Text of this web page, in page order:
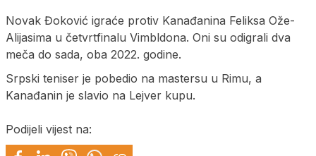
Novak Đoković igraće protiv Kanađanina Feliksa Ože-
Alijasima u četvrtfinalu Vimbldona. Oni su odigrali dva
meča do sada, oba 2022. godine.
Srpski teniser je pobedio na mastersu u Rimu, a
Kanađanin je slavio na Lejver kupu.
Podijeli vijest na: